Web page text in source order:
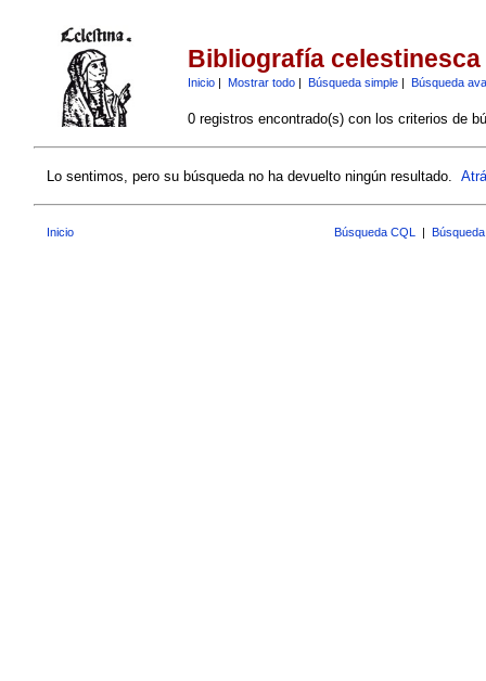
Bibliografía celestinesca
Inicio| Mostrar todo| Búsqueda simple| Búsqueda
0 registros encontrado(s) con los criterios de
Lo sentimos, pero su búsqueda no ha devuelto ningún resultado.
Inicio Búsqueda CQL |